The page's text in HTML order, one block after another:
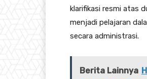
klarifikasi resmi atas
menjadi pelajaran
secara administrasi.
Berita Lainnya